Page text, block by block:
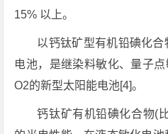
15% 以上。
以钙钛矿型有机铅碘化
电池，是继染料敏化、量子
O2的新型太阳能电池[4]。
钙钛矿有机铅碘化合物(